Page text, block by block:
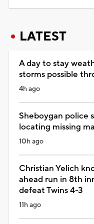
LATEST
A day to stay
storms possible
4h ago
Sheboygan police
locating missing
10h ago
Christian Yelich
ahead run in 8th
defeat Twins 4-3
11h ago